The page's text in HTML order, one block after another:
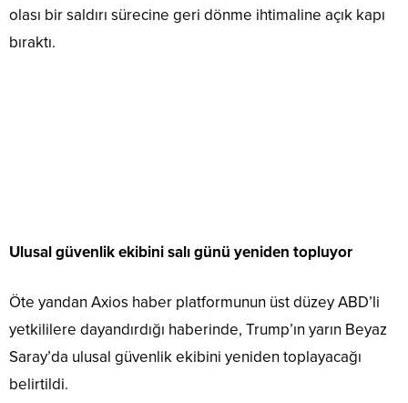
olası bir saldırı sürecine geri dönme ihtimaline açık kapı
bıraktı.
Ulusal güvenlik ekibini salı günü yeniden topluyor
Öte yandan Axios haber platformunun üst düzey ABD’li
yetkililere dayandırdığı haberinde, Trump’ın yarın Beyaz
Saray’da ulusal güvenlik ekibini yeniden toplayacağı
belirtildi.